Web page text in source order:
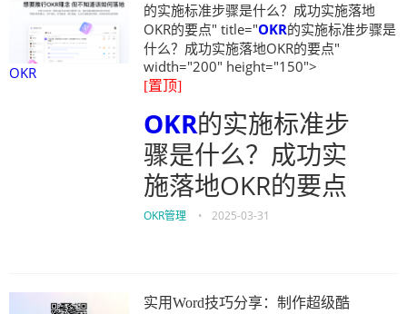
OKR
的实施标准步骤是什么？成功实施落地
OKR的要点" title="OKR的实施标准步骤是
什么？成功实施落地OKR的要点"
width="200" height="150">
[置顶]
OKR的实施标准步
骤是什么？成功实
施落地OKR的要点
OKR管理 • 2025-03-31
实用Word技巧分享：制作超级酷